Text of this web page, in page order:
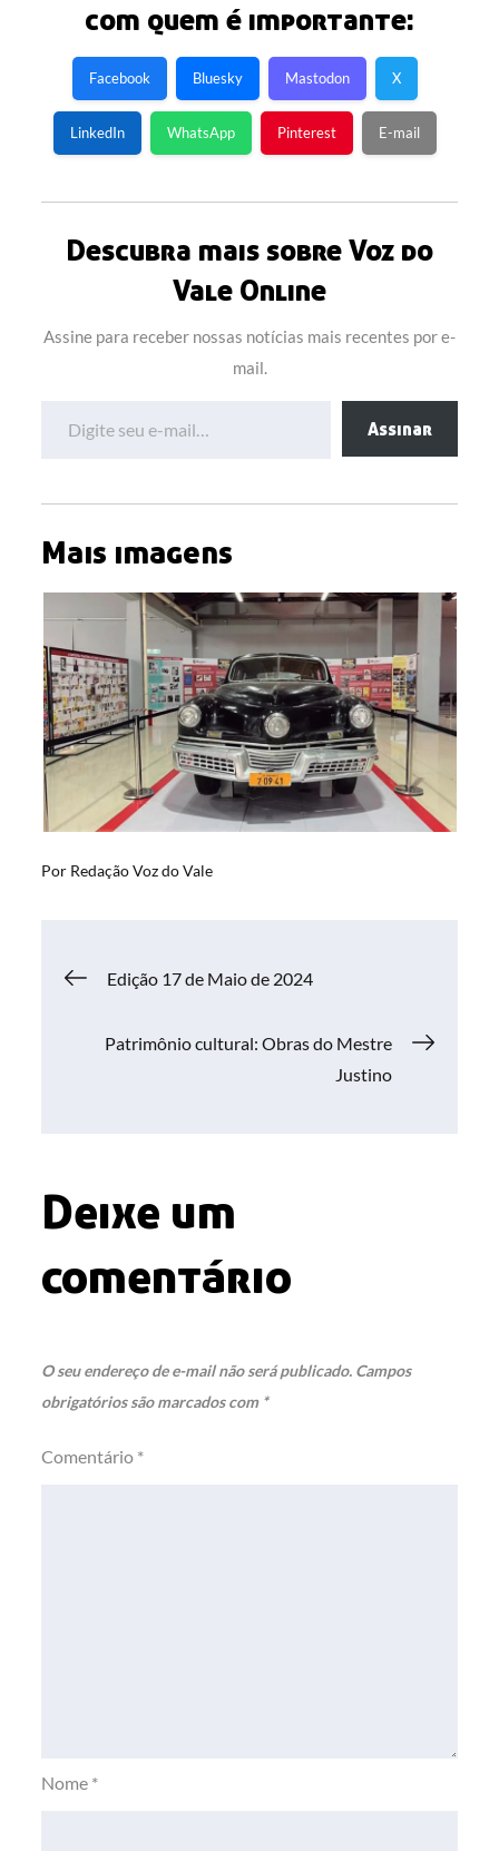
com quem é importante:
Facebook Bluesky Mastodon X
LinkedIn WhatsApp Pinterest E-mail
Descubra mais sobre Voz do
Vale Online
Assine para receber nossas notícias mais recentes por e-
mail.
Assinar
Mais imagens
Por Redação Voz do Vale
Navegação
de
Edição 17 de Maio de 2024
Patrimônio cultural: Obras do Mestre
Justino
Deixe um
comentário
O seu endereço de e-mail não será publicado. Campos
obrigatórios são marcados com *
Comentário *
Nome *